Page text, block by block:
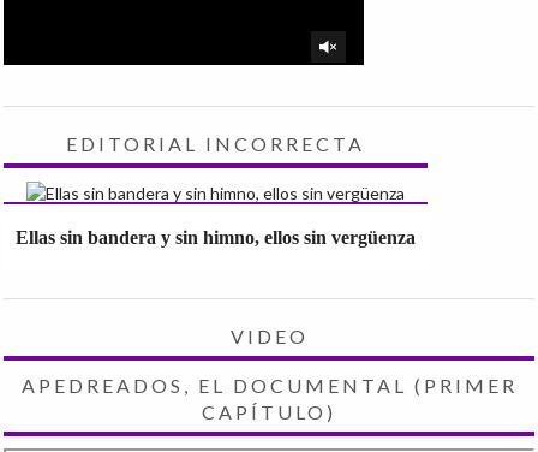
EDITORIAL INCORRECTA
Ellas sin bandera y sin himno, ellos sin vergüenza
VIDEO
APEDREADOS, EL DOCUMENTAL (PRIMER
CAPÍTULO)